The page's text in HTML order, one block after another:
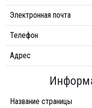
Электронная почта
Телефон
Адрес
Название страницы